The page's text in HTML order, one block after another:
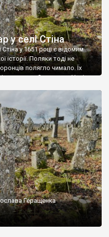
у селі Стіна
у 1651 році є відомим
історії. Поляки тоді не
полягло чимало. Їх
називався Замковим. Нині на
є такі, де епітафії стер […]
Геращенка